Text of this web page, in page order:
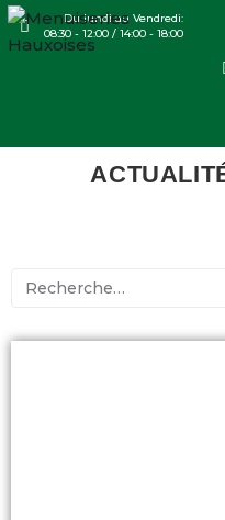
Du lundi au Vendredi:
08:30 - 12:00 / 14:00 - 18:00